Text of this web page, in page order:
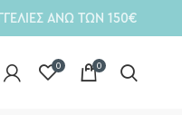
ΑΝΩ ΤΩΝ 150€
0 0